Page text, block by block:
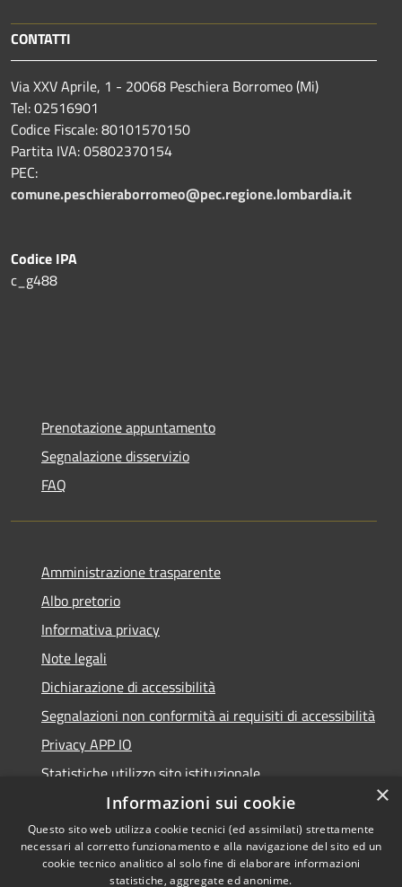
CONTATTI
Via XXV Aprile, 1 - 20068 Peschiera Borromeo (Mi)
Tel: 02516901
Codice Fiscale: 80101570150
Partita IVA: 05802370154
PEC:
comune.peschieraborromeo@pec.regione.lombardia.it
Codice IPA
c_g488
Prenotazione appuntamento
Segnalazione disservizio
FAQ
Amministrazione trasparente
Albo pretorio
Informativa privacy
Note legali
Dichiarazione di accessibilità
Segnalazioni non conformità ai requisiti di accessibilità
Privacy APP IO
Statistiche utilizzo sito istituzionale
Qualità dei Servizi Comunali
×
Informazioni sui cookie
Questo sito web utilizza cookie tecnici (ed assimilati) strettamente
necessari al corretto funzionamento e alla navigazione del sito ed un
cookie tecnico analitico al solo fine di elaborare informazioni
statistiche, aggregate ed anonime.